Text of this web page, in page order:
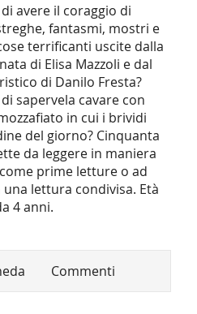
avere il coraggio di
fantasmi, mostri e
terrificanti uscite dalla
di Elisa Mazzoli e dal
di Danilo Fresta?
sapervela cavare con
in cui i brividi
del giorno? Cinquanta
da leggere in maniera
prime letture o ad
una lettura condivisa. Età
4 anni.
Commenti